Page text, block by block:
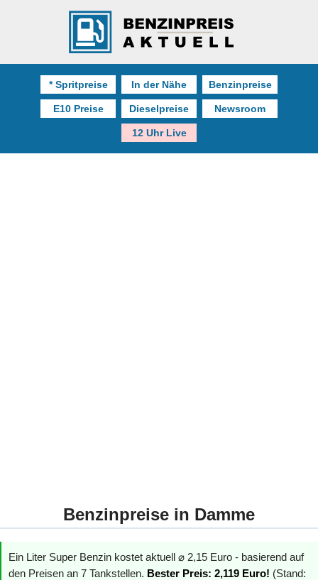
* Spritpreise In der Nähe Benzinpreise
E10 Preise Dieselpreise Newsroom
12 Uhr Live
Benzinpreise in Damme
Ein Liter Super Benzin kostet aktuell ⌀ 2,15 Euro - basierend auf
den Preisen an 7 Tankstellen. Bester Preis: 2,119 Euro! (Stand: